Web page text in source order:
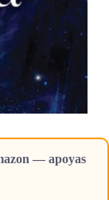
— apoyas